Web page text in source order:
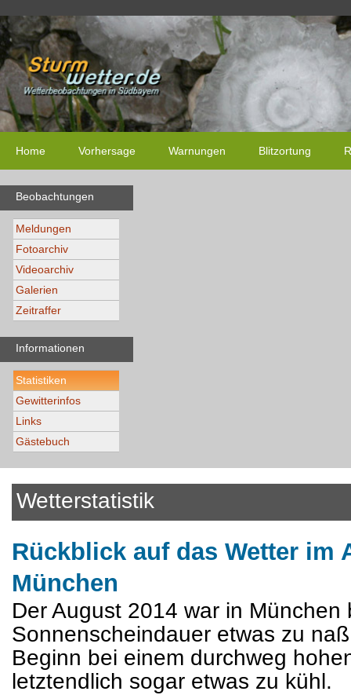
Home Vorhersage Warnungen Blitzortung
Beobachtungen
Meldungen
Fotoarchiv
Videoarchiv
Galerien
Zeitraffer
Informationen
Statistiken
Gewitterinfos
Links
Gästebuch
Wetterstatistik
Rückblick auf das Wetter im
München
Der August 2014 war in
Sonnenscheindauer etwas zu
Beginn bei einem durchweg
letztendlich sogar etwas zu kühl.